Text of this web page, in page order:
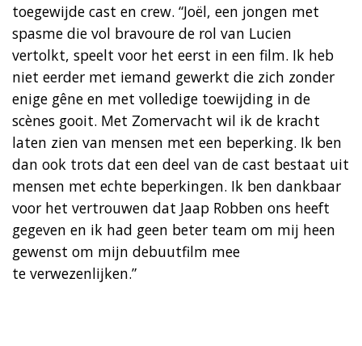
toegewijde cast en crew. “Joël, een jongen met
spasme die vol bravoure de rol van Lucien
vertolkt, speelt voor het eerst in een film. Ik heb
niet eerder met iemand gewerkt die zich zonder
enige gêne en met volledige toewijding in de
scènes gooit. Met Zomervacht wil ik de kracht
laten zien van mensen met een beperking. Ik ben
dan ook trots dat een deel van de cast bestaat uit
mensen met echte beperkingen. Ik ben dankbaar
voor het vertrouwen dat Jaap Robben ons heeft
gegeven en ik had geen beter team om mij heen
gewenst om mijn debuutfilm mee
te verwezenlijken.”